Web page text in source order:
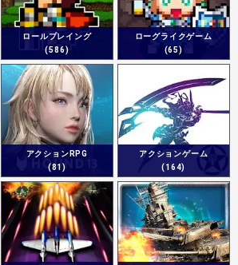
ロールプレイング
(586)
ローグライクゲーム
(65)
アクションRPG
(81)
アクションゲーム
(164)